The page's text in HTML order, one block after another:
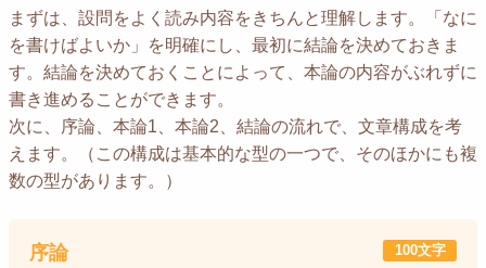
まずは、設問をよく読み内容をきちんと理解します。「なに
を書けばよいか」を明確にし、最初に結論を決めておきま
す。結論を決めておくことによって、本論の内容がぶれずに
書き進めることができます。
次に、序論、本論1、本論2、結論の流れで、文章構成を考
えます。（この構成は基本的な型の一つで、そのほかにも複
数の型があります。）
序論 100文字